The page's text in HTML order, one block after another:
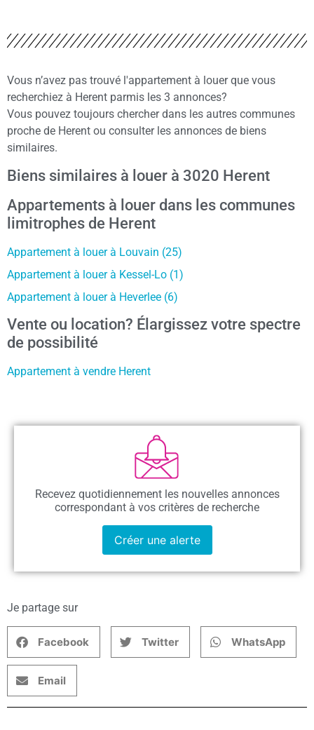
Vous n’avez pas trouvé l'appartement à louer que vous
recherchiez à Herent parmis les 3 annonces?
Vous pouvez toujours chercher dans les autres communes
proche de Herent ou consulter les annonces de biens
similaires.
Biens similaires à louer à 3020 Herent
Appartements à louer dans les communes
limitrophes de Herent
Appartement à louer à Louvain (25)
Appartement à louer à Kessel-Lo (1)
Appartement à louer à Heverlee (6)
Vente ou location? Élargissez votre spectre
de possibilité
Appartement à vendre Herent
Recevez quotidiennement les nouvelles annonces
correspondant à vos critères de recherche
Créer une alerte
Je partage sur
Facebook Twitter WhatsApp
Email